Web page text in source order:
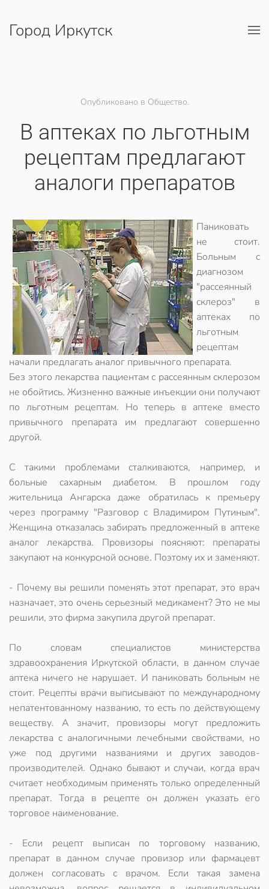
Перейти к содержимому
Город Иркутск
Опубликовано в Общество.
В аптеках по льготным
рецептам предлагают
аналоги препаратов
Паниковать
не стоит.
Больным с
диагнозом
"рассеянный
склероз" в
аптеках по
льготным
рецептам
начали предлагать аналог привычного препарата.
Без этого лекарства пациентам с рассеянным склерозом
не обойтись. Жизненно важные инъекции они получают
по льготным рецептам. Но теперь в аптеке вместо
привычного препарата им предлагают совершенно
другой.
С такими проблемами сталкиваются, например, и
больные сахарным диабетом. В прошлом году
жительница Ангарска даже обратилась к премьеру
через программу "Разговор с Владимиром Путиным".
Женщина отказалась забирать предложенный в аптеке
аналог лекарства. Провизоры поясняют: препараты
закупают на конкурсной основе. Поэтому их и заменяют.
- Почему вы решили поменять этот препарат, это врач
назначает, это очень серьезный медикамент? Это не мы
решили, это фирма закупила другой препарат.
По словам специалистов министерства
здравоохранения Иркутской области, в данном случае
аптека ничего не нарушает. И паниковать больным не
стоит. Рецепты врачи выписывают по международному
непатентованному названию, то есть по действующему
веществу. А значит, провизоры могут предложить
лекарства с аналогичными лечебными свойствами, но
уже под другими названиями и других заводов-
производителей. Однако бывают и случаи, когда врач
считает необходимым применять только определенный
препарат. Тогда в рецепте он должен указать его
торговое наименование.
- Если рецепт выписан по торговому названию,
препарат в данном случае провизор или фармацевт
должен согласовать с врачом. Если такая замена